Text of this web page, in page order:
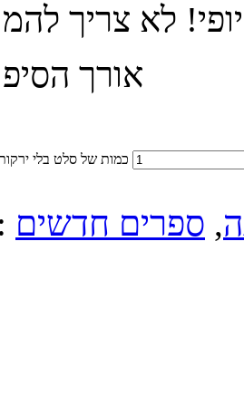
אורך הסיפור: 12
כמות של סלט בלי
, ספרים חדשים